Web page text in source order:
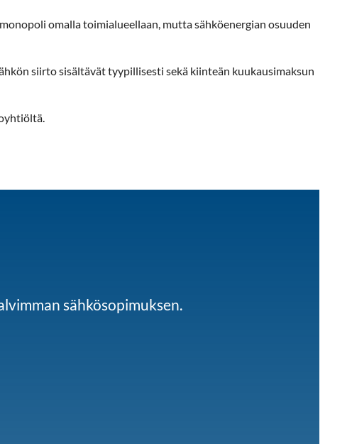
omalla toimialueellaan, mutta sähköenergian osuuden
siirto sisältävät tyypillisesti sekä kiinteän kuukausimaksun
sähkösopimuksen.